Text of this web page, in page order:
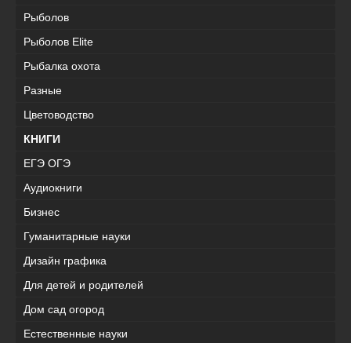
Рыболов
Рыболов Elite
Рыбалка охота
Разные
Цветоводство
КНИГИ
ЕГЭ ОГЭ
Аудиокниги
Бизнес
Гуманитарные науки
Дизайн графика
Для детей и родителей
Дом сад огород
Естественные науки